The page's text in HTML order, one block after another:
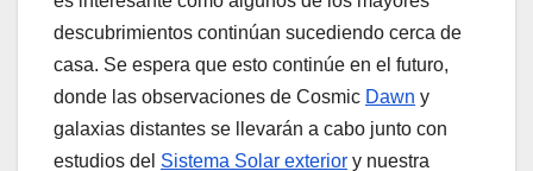
descubrimientos continúan sucediendo cerca de
casa. Se espera que esto continúe en el futuro,
donde las observaciones de Cosmic Dawn y
galaxias distantes se llevarán a cabo junto con
estudios del Sistema Solar exterior y nuestra